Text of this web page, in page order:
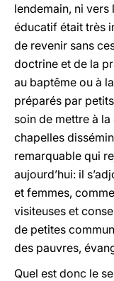
lendemain, ni
éducatif était très
de revenir sans
doctrine et de la
au baptême ou à
préparés par
soin de mettre à
chapelles
remarquable qui
aujourd’hui: il
et femmes,
visiteuses et
de petites
des pauvres,
Quel est donc le